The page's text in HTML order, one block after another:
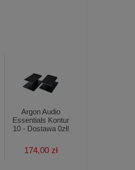
Argon Audio
Essentials Kontur
10 - Dostawa 0zł!
174,00 zł